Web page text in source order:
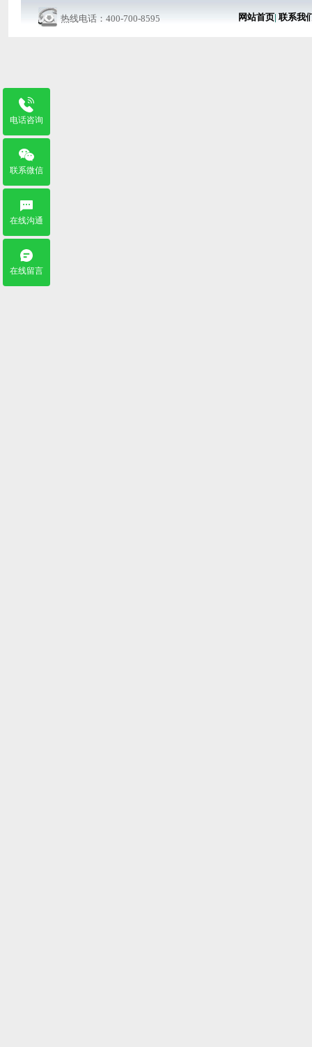
热线电话：400-700-8595 网站首页| 联系我
电话咨询
联系微信
在线沟通
在线留言